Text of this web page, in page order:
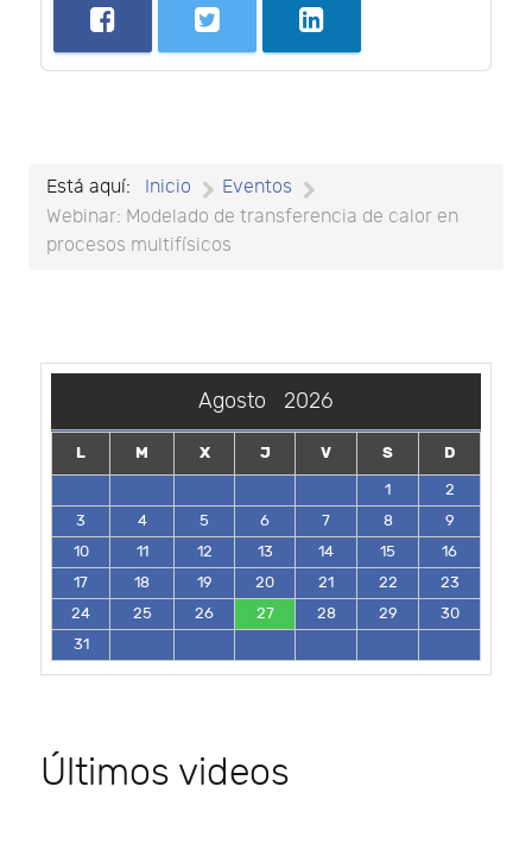
Está aquí: Inicio
Eventos
Webinar: Modelado de transferencia de calor en
procesos multifísicos
Agosto 2026
L M X J V S
D
1
2
3
4 5 6 7 8
9
10
11 12 13 14 15
16
17
18 19 20 21 22
23
24
25 26 27 28 29
30
31
Últimos videos